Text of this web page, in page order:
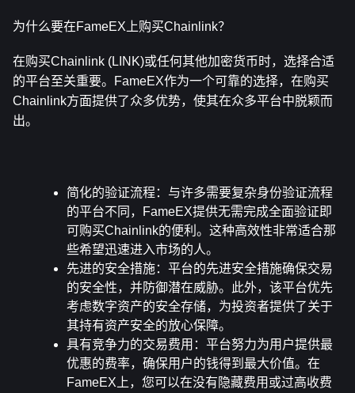
为什么要在FameEX上购买Chainlink？
在购买Chainlink (LINK)或任何其他加密货币时，选择合适
的平台至关重要。FameEX作为一个可靠的选择，在购买
Chainlink方面提供了众多优势，使其在众多平台中脱颖而
出。
简化的验证流程 ：与许多需要复杂身份验证流程
的平台不同，FameEX提供无需完成全面验证即
可购买Chainlink的便利。这种高效性非常适合那
些希望迅速进入市场的人。
先进的安全措施：平台的先进安全措施确保交易
的安全性，并防御潜在威胁。此外，该平台优先
考虑数字资产的安全存储，为投资者提供了关于
其持有资产安全的放心保障。
具有竞争力的交易费用 ：平台努力为用户提供最
优惠的费率，确保用户的钱得到最大价值。在
FameEX上，您可以在没有隐藏费用或过高收费